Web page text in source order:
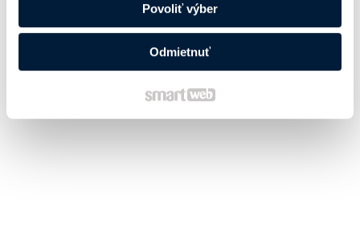
Odmietnuť
Povoliť výber